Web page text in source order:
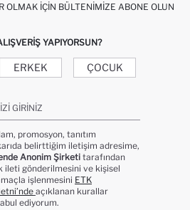
OLMAK İÇIN BÜLTENIMIZE ABONE OLUN
YAPIYORSUN?
ERKEK ÇOCUK
GIRINIZ
promosyon, tanıtım
belirttiğim iletişim adresime,
Anonim Şirketi tarafından
gönderilmesini ve kişisel
işlenmesini ETK
açıklanan kurallar
ediyorum.